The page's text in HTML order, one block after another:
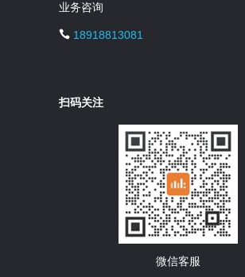
业务咨询
18918813081
扫码关注
微信客服